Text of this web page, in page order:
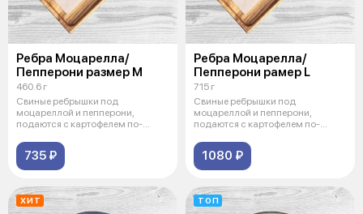
Ребра Моцарелла/
Пепперони размер М
460.6 г
Свиные ребрышки под
моцареллой и пепперони,
подаются с картофелем по-
735 ₽
Ребра Моцарелла/
Пепперони рамер L
715 г
Свиные ребрышки под
моцареллой и пепперони,
подаются с картофелем по-
1080 ₽
ХИТ ТОП